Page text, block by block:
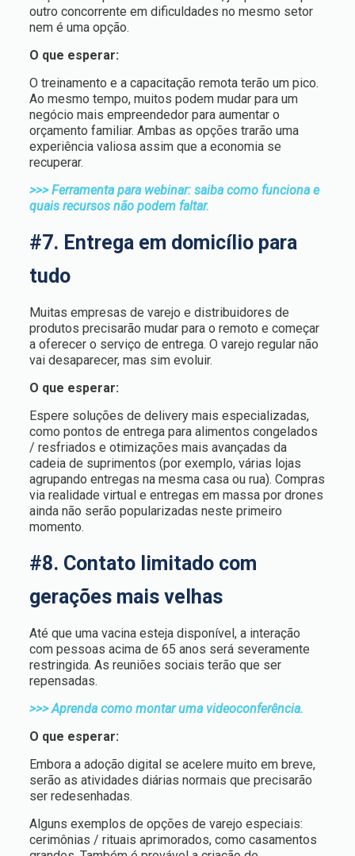
outro concorrente em dificuldades no mesmo setor
nem é uma opção.
O que esperar:
O treinamento e a capacitação remota terão um pico.
Ao mesmo tempo, muitos podem mudar para um
negócio mais empreendedor para aumentar o
orçamento familiar. Ambas as opções trarão uma
experiência valiosa assim que a economia se
recuperar.
>>> Ferramenta para webinar: saiba como funciona e
quais recursos não podem faltar.
#7. Entrega em domicílio para
tudo
Muitas empresas de varejo e distribuidores de
produtos precisarão mudar para o remoto e começar
a oferecer o serviço de entrega. O varejo regular não
vai desaparecer, mas sim evoluir.
O que esperar:
Espere soluções de delivery mais especializadas,
como pontos de entrega para alimentos congelados
/ resfriados e otimizações mais avançadas da
cadeia de suprimentos (por exemplo, várias lojas
agrupando entregas na mesma casa ou rua). Compras
via realidade virtual e entregas em massa por drones
ainda não serão popularizadas neste primeiro
momento.
#8. Contato limitado com
gerações mais velhas
Até que uma vacina esteja disponível, a interação
com pessoas acima de 65 anos será severamente
restringida. As reuniões sociais terão que ser
repensadas.
>>> Aprenda como montar uma videoconferência.
O que esperar:
Embora a adoção digital se acelere muito em breve,
serão as atividades diárias normais que precisarão
ser redesenhadas.
Alguns exemplos de opções de varejo especiais:
cerimônias / rituais aprimorados, como casamentos